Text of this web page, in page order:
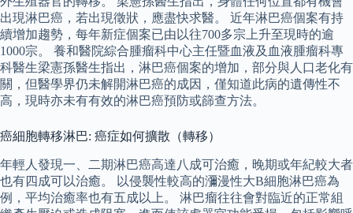
出現淋巴癌，若出現徵狀，應盡快求醫。 近年淋巴癌個案有持
續增加趨勢，每年新症個案已由以往700多宗上升至現時的逾
1000宗。 養和醫院綜合腫瘤科中心主任暨血液及血液腫瘤科專
科醫生梁憲孫醫生指出，淋巴癌個案的增加，部分與人口老化有
關，但醫學界仍未解開淋巴癌的成因，僅知道此病的遺傳性不
高，現時亦未有有效的淋巴癌預防或篩查方法。
癌細胞轉移淋巴: 癌症如何擴散（轉移）
年輕人發現一、二期淋巴癌高達八成可治癒，晚期或年紀較大者
也有四成可以治癒。 以侵襲性較高的瀰漫性大B細胞淋巴癌為
例，平均治癒率也有五成以上。 淋巴瘤往往會對臨近的正常組